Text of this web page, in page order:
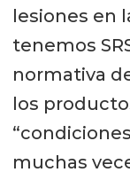
lesiones en
tenemos
normativa
los
muchas